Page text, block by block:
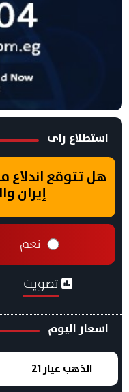
استطلاع راى
هل تتوقع اندلاع
إيران
نعم
تصويت
اسعار اليوم
الذهب عيار 21